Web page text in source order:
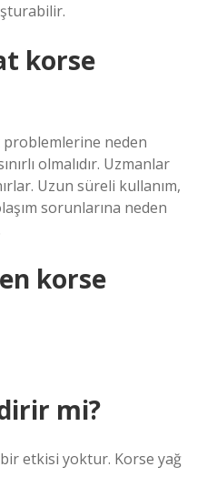
korse
problemlerine neden
olmalıdır. Uzmanlar
Uzun süreli kullanım,
sorunlarına neden
korse
mi?
etkisi yoktur. Korse yağ